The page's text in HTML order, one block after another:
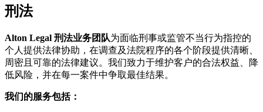
刑法
Alton Legal 刑法业务团队为面临刑事或监管不当行为指控的
个人提供法律协助，在调查及法院程序的各个阶段提供清晰、
周密且可靠的法律建议。我们致力于维护客户的合法权益、降
低风险，并在每一案件中争取最佳结果。
我们的服务包括：